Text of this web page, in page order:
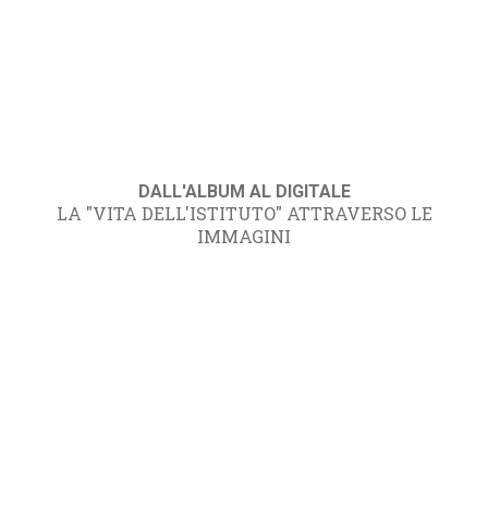
DALL'ALBUM AL DIGITALE
LA "VITA DELL'ISTITUTO" ATTRAVERSO LE
IMMAGINI